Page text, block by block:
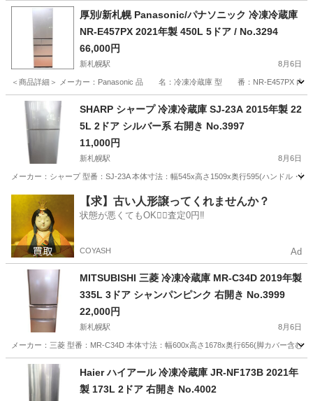
厚別/新札幌 Panasonic/パナソニック 冷凍冷蔵庫
NR-E457PX 2021年製 450L 5ドア / No.3294
66,000円
新札幌駅 8月6日
＜商品詳細＞ メーカー：Panasonic 品 名：冷凍冷蔵庫 型 番：NR-E457PX 内 容
北海道 札幌市 キッチン家電
SHARP シャープ 冷凍冷蔵庫 SJ-23A 2015年製 22
5L 2ドア シルバー系 右開き No.3997
11,000円
新札幌駅 8月6日
メーカー：シャープ 型番：SJ-23A 本体寸法：幅545x高さ1509x奥行595(ハンドル・
新札幌駅 キッチン家電 シャープ
【求】古い人形譲ってくれませんか？
状態が悪くてもOK🙆‍♀️査定0円‼️
COYASH Ad
MITSUBISHI 三菱 冷凍冷蔵庫 MR-C34D 2019年製
335L 3ドア シャンパンピンク 右開き No.3999
22,000円
新札幌駅 8月6日
メーカー：三菱 型番：MR-C34D 本体寸法：幅600x高さ1678x奥行656(脚カバー含む
北海道 札幌市 新札幌駅 キッチン家電 ドア
Haier ハイアール 冷凍冷蔵庫 JR-NF173B 2021年
製 173L 2ドア 右開き No.4002